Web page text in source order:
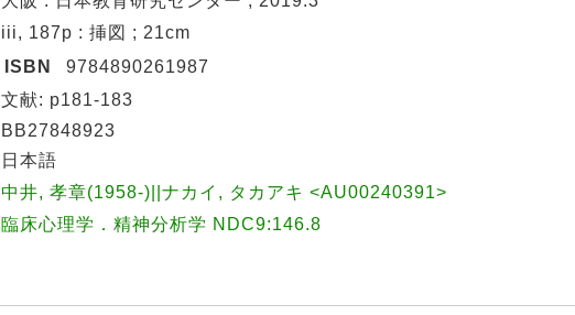
iii, 187p : 挿図 ; 21cm
ISBN
9784890261987
文献: p181-183
BB27848923
日本語
中井, 孝章(1958-)||ナカイ, タカアキ <AU00240391>
臨床心理学．精神分析学 NDC9:146.8